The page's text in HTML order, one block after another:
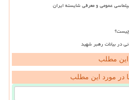
عمومی و معرفی شایسته ایران
در بیانات رهبر شهید
این مطلب
در مورد این مطلب